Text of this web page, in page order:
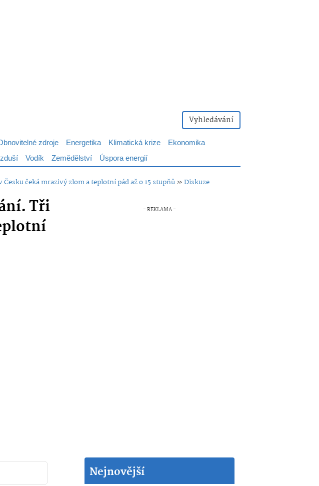
Vyhledávání
zdroje Energetika Klimatická krize
Ekonomika
Vodík Zemědělství Úspora energií
čeká mrazivý zlom a teplotní pád až o 15 stupňů»Diskuze
Tři
Nejnovější